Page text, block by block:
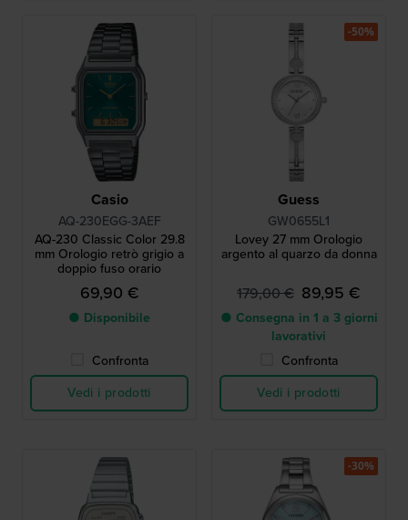
Casio
AQ-230EGG-3AEF
AQ-230 Classic Color 29.8
mm Orologio retrò grigio a
doppio fuso orario
69,90 €
● Disponibile
Confronta
Vedi i prodotti
Guess
GW0655L1
Lovey 27 mm Orologio
argento al quarzo da donna
179,00 € 89,95 €
● Consegna in 1 a 3 giorni
lavorativi
Confronta
Vedi i prodotti
-50%
-30%